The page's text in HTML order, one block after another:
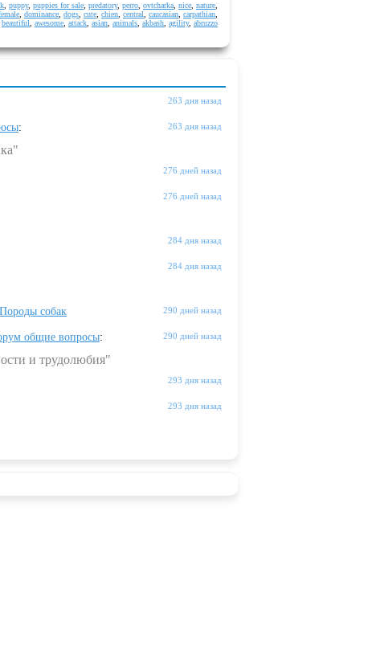
puppy, puppies for sale predatory, perro ovtcharka nice nature
dominance dogs cute chien central caucasian carpathian
beautiful awesome attack asian animals akbash agility, abruzzo
263 дня назад
263 дня назад
:
276 дней назад
276 дней назад
284 дня назад
284 дня назад
290 дней назад
Породы собак
290 дней назад
общие вопросы:
и трудолюбия"
293 дня назад
293 дня назад